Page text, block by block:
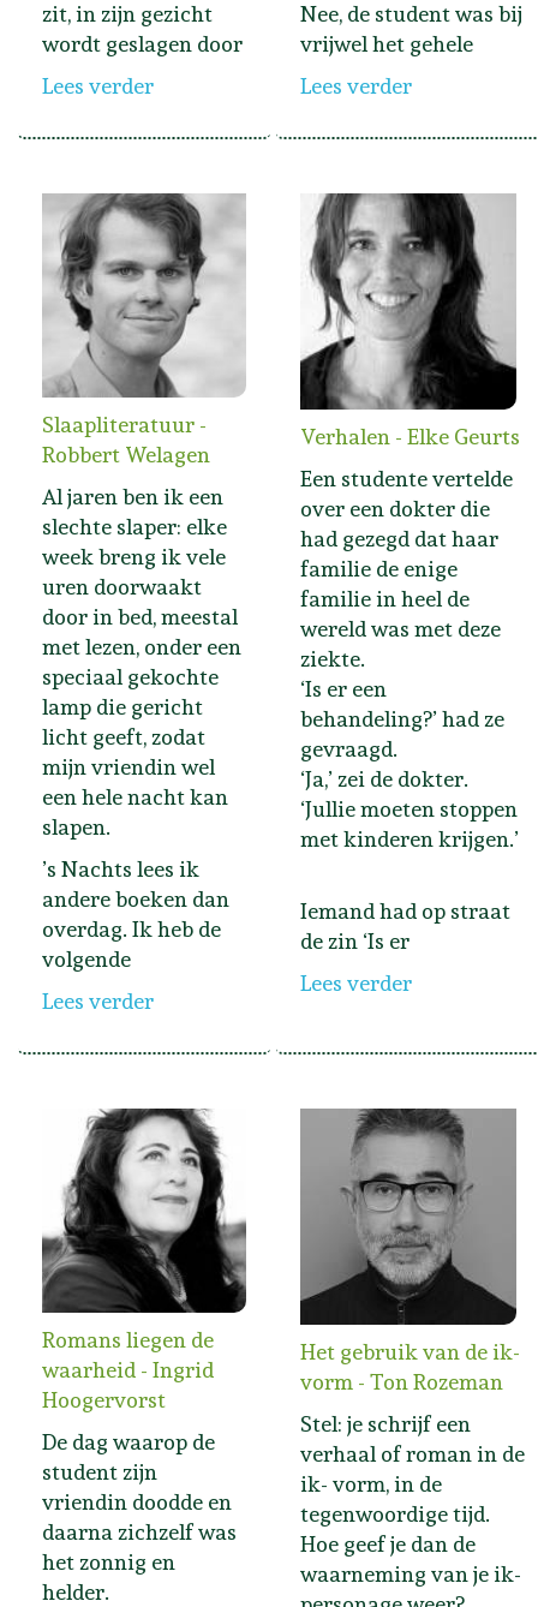
zit, in zijn gezicht
wordt geslagen door
Lees verder
Nee, de student was bij
vrijwel het gehele
Lees verder
Slaapliteratuur -
Robbert Welagen
Al jaren ben ik een
slechte slaper: elke
week breng ik vele
uren doorwaakt
door in bed, meestal
met lezen, onder een
speciaal gekochte
lamp die gericht
licht geeft, zodat
mijn vriendin wel
een hele nacht kan
slapen.
’s Nachts lees ik
andere boeken dan
overdag. Ik heb de
volgende
Lees verder
Verhalen - Elke Geurts
Een studente vertelde
over een dokter die
had gezegd dat haar
familie de enige
familie in heel de
wereld was met deze
ziekte.
‘Is er een
behandeling?’ had ze
gevraagd.
‘Ja,’ zei de dokter.
‘Jullie moeten stoppen
met kinderen krijgen.’
Iemand had op straat
de zin ‘Is er
Lees verder
Romans liegen de
waarheid - Ingrid
Hoogervorst
De dag waarop de
student zijn
vriendin doodde en
daarna zichzelf was
het zonnig en
helder.
Het gebruik van de ik-
vorm - Ton Rozeman
Stel: je schrijf een
verhaal of roman in de
ik- vorm, in de
tegenwoordige tijd.
Hoe geef je dan de
waarneming van je ik-